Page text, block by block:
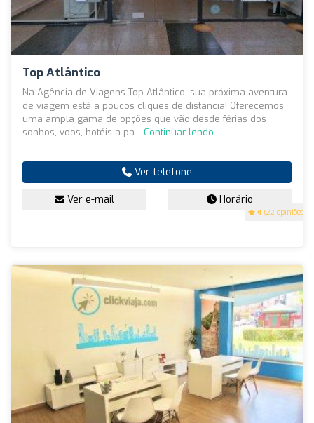
Top Atlântico
4 (22 opiniões)
Na Agência de Viagens Top Atlântico, sua próxima aventura
de viagem está a poucos cliques de distância! Oferecemos
uma ampla gama de opções que vão desde férias dos
sonhos, voos, hotéis a pa... Continuar lendo
Ver telefone
Ver e-mail Horário